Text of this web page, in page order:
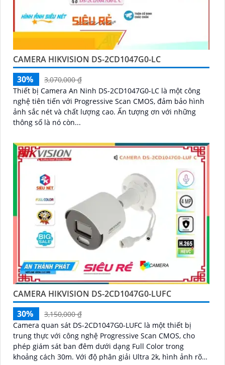
CAMERA HIKVISION DS-2CD1047G0-LC
30%
3,070,000 ₫
Thiết bị Camera An Ninh DS-2CD1047G0-LC là một công
nghệ tiên tiến với Progressive Scan CMOS, đảm bảo hình
ảnh sắc nét và chất lượng cao. Ấn tượng ơn với những
thông số là nó còn...
CAMERA HIKVISION DS-2CD1047G0-LUFC
30%
3,150,000 ₫
Camera quan sát DS-2CD1047G0-LUFC là một thiết bị
trung thực với công nghệ Progressive Scan CMOS, cho
phép giám sát ban đêm dưới dạng Full Color trong
khoảng cách 30m. Với độ phân giải Ultra 2k, hình ảnh rõ